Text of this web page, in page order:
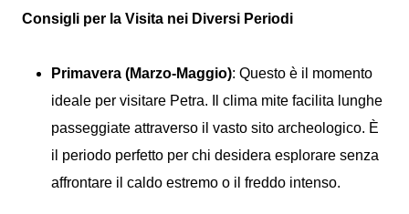
Consigli per la Visita nei Diversi Periodi
Primavera (Marzo-Maggio): Questo è il momento
ideale per visitare Petra. Il clima mite facilita lunghe
passeggiate attraverso il vasto sito archeologico. È
il periodo perfetto per chi desidera esplorare senza
affrontare il caldo estremo o il freddo intenso.